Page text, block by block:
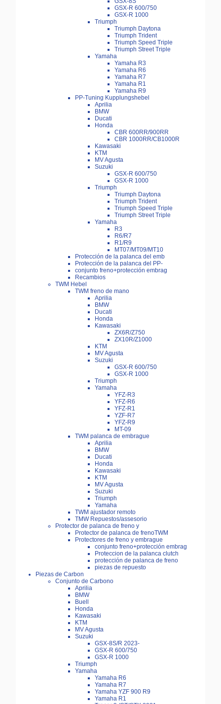
GSX-R 600/750
GSX-R 1000
Triumph
Triumph Daytona
Triumph Trident
Triumph Speed Triple
Triumph Street Triple
Yamaha
Yamaha R3
Yamaha R6
Yamaha R7
Yamaha R1
Yamaha R9
PP-Tuning Kupplungshebel
Aprilia
BMW
Ducati
Honda
CBR 600RR/900RR
CBR 1000RR/CB1000R
Kawasaki
KTM
MV Agusta
Suzuki
GSX-R 600/750
GSX-R 1000
Triumph
Triumph Daytona
Triumph Trident
Triumph Speed Triple
Triumph Street Triple
Yamaha
R3
R6/R7
R1/R9
MT07/MT09/MT10
Protección de la palanca del emb
Protección de la palanca del PP-
conjunto freno+protección embrag
Recambios
TWM Hebel
TWM freno de mano
Aprilia
BMW
Ducati
Honda
Kawasaki
ZX6R/Z750
ZX10R/Z1000
KTM
MV Agusta
Suzuki
GSX-R 600/750
GSX-R 1000
Triumph
Yamaha
YFZ-R3
YFZ-R6
YFZ-R1
YZF-R7
YFZ-R9
MT-09
TWM palanca de embrague
Aprilia
BMW
Ducati
Honda
Kawasaki
KTM
MV Agusta
Suzuki
Triumph
Yamaha
TWM ajustador remoto
TMW Repuestos/assesorio
Protector de palanca de freno y
Protector de palanca de frenoTWM
Protectores de freno y embrague
conjunto freno+protección embrag
Proteccion de la palanca clutch
protección de palanca de freno
piezas de repuesto
Piezas de Carbon
Conjunto de Carbono
Aprilia
BMW
Buell
Honda
Kawasaki
KTM
MV Agusta
Suzuki
GSX-8S/R 2023-
GSX-R 600/750
GSX-R 1000
Triumph
Yamaha
Yamaha R6
Yamaha R7
Yamaha YZF 900 R9
Yamaha R1